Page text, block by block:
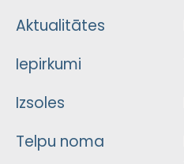
Aktualitātes
Iepirkumi
Izsoles
Telpu noma